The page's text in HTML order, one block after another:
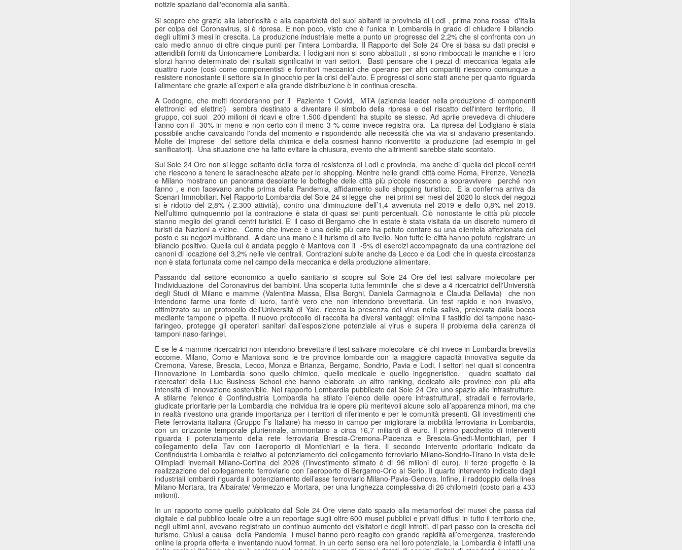
notizie spaziano dall'economia alla sanità.
Si scopre che grazie alla laboriosità e alla caparbietà dei suoi abitanti la provincia di Lodi , prima zona rossa d'Italia
per colpa del Coronavirus, si è ripresa. E non poco, visto che è l'unica in Lombardia in grado di chiudere il bilancio
degli ultimi 3 mesi in crescita. La produzione industriale mette a punto un progresso del 2,2% che si confronta con un
calo medio annuo di oltre cinque punti per l’intera Lombardia. Il Rapporto del Sole 24 Ore si basa su dati precisi e
attendibili forniti da Unioncamere Lombardia. I lodigiani non si sono abbattuti , si sono rimboccati le maniche e i loro
sforzi hanno determinato dei risultati significativi in vari settori.
Basti pensare che i pezzi di meccanica legata alle
quattro ruote (così come componentisti e fornitori meccanici che operano per altri comparti) riescono comunque a
resistere nonostante il settore sia in ginocchio per la crisi dell’auto. E progressi ci sono stati anche per quanto riguarda
l’alimentare che grazie all’export e alla grande distribuzione è in continua crescita.
A Codogno, che molti ricorderanno per il
Paziente 1 Covid,
MTA (azienda leader nella produzione di componenti
elettronici ed elettrici)
sembra destinato a diventare il simbolo della ripresa e del riscatto dell'intero territorio.
Il
gruppo, coi suoi 200 milioni di ricavi e oltre 1.500 dipendenti ha stupito se stesso. Ad aprile prevedeva di chiudere
l’anno con il 30% in meno e non certo con il meno 3 % come invece registra ora. La ripresa del Lodigiano è stata
possibile anche cavalcando l'onda del momento e rispondendo alle necessità che via via si andavano presentando.
Molte del imprese
del settore della chimica e della cosmesi hanno riconvertito la produzione (ad esempio in gel
sanificatori). Una situazione che ha fatto evitare la chiusura, evento che altrimenti sarebbe stato scontato.
Sul Sole 24 Ore non si legge soltanto della forza di resistenza di Lodi e provincia, ma anche di quella dei piccoli centri
che riescono a tenere le saracinesche alzate per lo shopping. Mentre nelle grandi città come Roma, Firenze, Venezia
e Milano mostrano un panorama desolante le botteghe delle città più piccole riescono a sopravvivere
perché non
fanno , e non facevano anche prima della Pandemia, affidamento sullo shopping turistico.
E la conferma arriva da
Scenari Immobiliari. Nel Rapporto Lombardia del Sole 24 si legge che nei primi sei mesi del 2020 lo stock dei negozi
si è ridotto del 2,8% (-2.300 attività), contro una diminuzione dell’1,4 avvenuta nel 2019 e dello 0,8% nel 2018.
Nell’ultimo quinquennio poi la contrazione è stata di quasi sei punti percentuali. Ciò nonostante le città più piccole
stanno meglio dei grandi centri turistici. E' il caso di Bergamo che in estate è stata visitata da un discreto numero di
turisti da Nazioni a vicine. Como che invece è una delle più care ha potuto contare su una clientela affezionata del
posto e su negozi multibrand. A dare una mano è il turismo di alto livello. Non tutte le città hanno potuto registrare un
bilancio positivo. Quella cui è andata peggio è Mantova con il -5% di esercizi accompagnato da una contrazione dei
canoni di locazione del 3,2% nelle vie centrali. Contrazioni subite anche da Lecco e da Lodi che in questa circostanza
non è stata fortunata come nel campo della meccanica e della produzione alimentare.
Passando dal settore economico a quello sanitario si scopre sul Sole 24 Ore del test salivare molecolare per
l'individuazione del Coronavirus dei bambini. Una scoperta tutta femminile che si deve a 4 ricercatrici dell'Università
degli Studi di Milano e mamme (Valentina Massa, Elisa Borghi, Daniela Carmagnola e Claudia Dellavia)
che non
intendono farrne una fonte di lucro, tant'è vero che non intendono brevettarla. Un test rapido e non invasivo,
ottimizzato su un protocollo dell'Università di Yale, ricerca la presenza del virus nella saliva, prelevata dalla bocca
mediante tampone o pipetta. Il nuovo protocollo di raccolta ha diversi vantaggi: elimina il fastidio del tampone naso-
faringeo, protegge gli operatori sanitari dall’esposizione potenziale al virus e supera il problema della carenza di
tamponi naso-faringei.
E se le 4 mamme ricercatrici non intendono brevettare il test salivare molecolare c'è chi invece in Lombardia brevetta
eccome. Milano, Como e Mantova sono le tre province lombarde con la maggiore capacità innovativa seguite da
Cremona, Varese, Brescia, Lecco, Monza e Brianza, Bergamo, Sondrio, Pavia e Lodi. I settori nei quali si concentra
l’innovazione in Lombardia sono quello chimico, quello medicale e quello ingegneristico.
quadro scattato dai
ricercatori della Liuc Business School che hanno elaborato un altro ranking, dedicato alle province con più alta
intensità di innovazione sostenibile. Nel rapporto Lombardia pubblicato dal Sole 24 Ore uno spazio alle infrastrutture.
A stilarne l'elenco è Confindustria Lombardia ha stilato l’elenco delle opere infrastrutturali, stradali e ferroviarie,
giudicate prioritarie per la Lombardia che individua tra le opere più meritevoli alcune solo all’apparenza minori, ma che
in realtà rivestono una grande importanza per i territori di riferimento e per le comunità presenti. Gli investimenti che
Rete ferroviaria italiana (Gruppo Fs Italiane) ha messo in campo per migliorare la mobilità ferroviaria in Lombardia,
con un orizzonte temporale pluriennale, ammontano a circa 16,7 miliardi di euro. Il primo pacchetto di interventi
riguarda il potenziamento della rete ferroviaria Brescia-Cremona-Piacenza e Brescia-Ghedi-Montichiari, per il
collegamento della Tav con l’aeroporto di Montichiari e la fiera. Il secondo intervento prioritario indicato da
Confindustria Lombardia è relativo al potenziamento del collegamento ferroviario Milano-Sondrio-Tirano in vista delle
Olimpiadi invernali Milano-Cortina del 2026 (l’investimento stimato è di 96 milioni di euro). Il terzo progetto è la
realizzazione del collegamento ferroviario con l’aeroporto di Bergamo-Orio al Serio. Il quarto intervento indicato dagli
industriali lombardi riguarda il potenziamento dell’asse ferroviario Milano-Pavia-Genova. Infine, il raddoppio della linea
Milano-Mortara, tra Albairate/ Vermezzo e Mortara, per una lunghezza complessiva di 26 chilometri (costo pari a 433
milioni).
In un rapporto come quello pubblicato dal Sole 24 Ore viene dato spazio alla metamorfosi dei musei che passa dal
digitale e dal pubblico locale oltre a un reportage sugli oltre 600 musei pubblici e privati diffusi in tutto il territorio che,
negli ultimi anni, avevano registrato un continuo aumento dei visitatori e degli introiti, di pari passo con la crescita del
turismo. Chiusi a causa della Pandemia i musei hanno però reagito con grande rapidità all’emergenza, trasferendo
online la propria offerta e inventando nuovi format. In un certo senso era nel loro potenziale, la Lombardia è infatti una
ANISAP Lombardia:
Pietro Potestio
Confermato
Presidente. I Privati
Accreditati al SSN
Rappresentano il 40%
del Servizio Sanitario
Lombardo
Monza - Pietro Potestio è stato
confermato Presidente di ANISAP
Lombardia, Associazione
Regionale delle Istituzioni
Sanitarie Ambulatoriali Private e
accreditate al SSN.
Potestio, 52 anni, è Fondatore e
Amministratore dal 2002 dello
Studio Radiologico “Città di
Parabiago”, in provincia di Milano.
“Il 40% del Servizio sanitario
all’interno di Regione Lombardia -
afferma Potestio - viene svolto dai
privati accreditati.
JUL
16
Collectibles (Oggetti
da Collezione):
Mercato Mondiale a
628 Miliardi di Dollari
Entro il 2031. In
Crescita l'Interesse
della Gen Z. Il
RiminiComix
Milano - Il mercato globale dei
collectibles, oggetti da collezione
che spaziano dalle card alle action
figure, dai gadget alle edizioni
speciali, dal vinile ai videogiochi
fisici, ha superato i 496 miliardi di
dollari nel 2025 e, secondo le
analisi di Market Decipher, società
di ricerca di mercato specializzata
in settori emergenti, è destinato a
raggiungere i 628 miliardi entro il
2031.
JUL
14
Ricerca Infermieristica
Italiana: Rosario
Caruso (MultiMedica)
entra nella "Top 2%
Scientists 2025" di
Stanford University ed
Elsevier
Rosario Caruso
Milano - Un importante
riconoscimento internazionale
premia un infermiere italiano e, in
generale, la ricerca infermieristica
“made in Italy”.
JUL
10
Sordocecità e
Disabilità
Psicosensoriale:
Presentato il Bilancio
Sociale 2025 di
Fondazione Lega del
Filo d'Oro. Aumentano
a 73 Milioni di Euro
(+12%) le Donazioni
Milano – Il 2025 conferma il
percorso di crescita della
Fondazione Lega del Filo d'Oro,
che continua ad ampliare la
propria capacità di risposta ai
bisogni delle persone sordocieche
psicosensoriale, rafforzando la
presenza sul territorio nazionale e
investendo nello sviluppo dei
servizi, dell'organizzazione e delle
relazioni.
JUL
7
Internet: Italia al 15mo Posto nel Mondo per la Qualità
della Rete. Al Primo Posto l'Estonia. La Classifica di
97 Paesi della eSIM Saily
Milano - Secondo il nuovo Indice di connettività internet stilato dall'app
eSIM per i viaggi Saily, l'Italia si colloca al 15° posto della classifica
mondiale. Sul podio troviamo l'Estonia, seguita da Lituania, Danimarca,
Portogallo e Francia. Per il secondo anno consecutivo, è stata
effettuata una valutazione sulla rete internet di 97 Paesi in base a criteri
quali sicurezza informatica, qualità, accessibilità economica e libertà.
JUL
3
Hockey: il 4 Luglio "Ritrovo Devils 2026" a Quinto de
Stampi (Rozzano). Incontro con i Tifosi dei Campioni
Anni '80/'90
parte fondamentale della propria storia hockeistica con il Ritrovo Devils
2026, in programma sabato 4 luglio 2026 al Celtic Soul di Quinto de
Stampi, Rozzano. L’iniziativa riporta al centro l’eredità dei Devils
rossoneri, capaci tra fine anni ’80 e metà ’90 di costruire un palmarès
unico: scudetti, trofei internazionali e un’identità che ha segnato il
movimento italiano.
JUL
2
Comunicazione: Nasce "Be Closer" Agenzia Made in
Italy che Sfida le Major Internazionali. Ricavi a 122
Milioni di Euro
Milano (Marisa de Moliner) - Competere con le holding internazionali
della comunicazione e raddoppiare in tre anni gli attuali ricavi annui
superiori a 122 milioni di euro, un progetto ambizioso? Certo, ma
realistico perché forte dell’evoluzione, cominciata dall’unione del gruppo
communication company italiana indipendente presentata a Milano al
“Franco Parenti”.
JUN
30
Tumore al Polmone ALK-Positivo: Studio CROWN